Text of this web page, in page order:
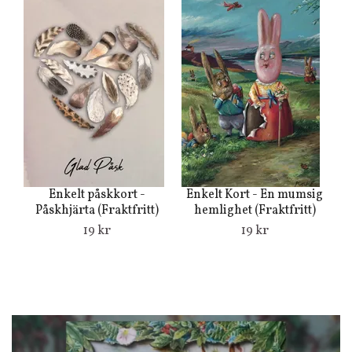
Enkelt påskkort -
Påskhjärta (Fraktfritt)
19 kr
Enkelt Kort - En mumsig
hemlighet (Fraktfritt)
19 kr